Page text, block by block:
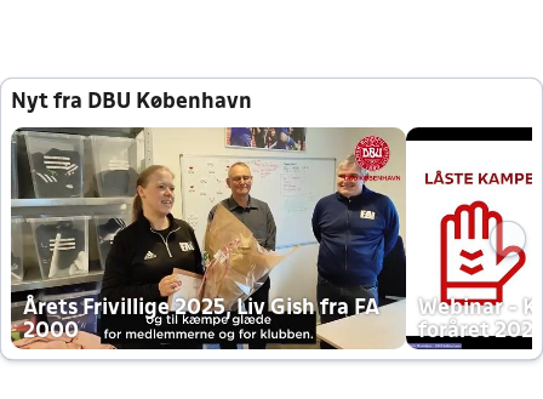
Nyt fra DBU København
Årets Frivillige 2025, Liv Gish fra FA
2000
Webinar -
foråret